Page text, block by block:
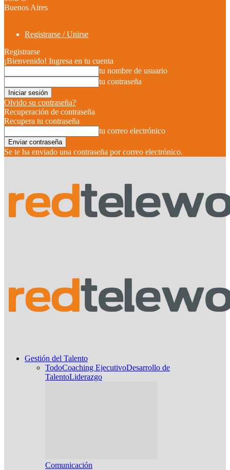
Buenos Aires
Registrarse / Unirse
Registrarse
¡Bienvenido! Ingresa en tu cuenta
tu nombre de usuario
tu contraseña
Olvido su contraseña?
Recuperación de contraseña
Recupera tu contraseña
tu correo electrónico
Se te ha enviado una contraseña por correo electrónico.
Gestión del Talento
TodoCoaching EjecutivoDesarrollo de
TalentoLiderazgo
Comunicación